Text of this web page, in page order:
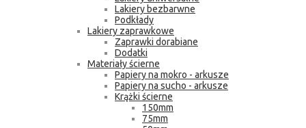
Lakiery bezbarwne
Podkłady
Lakiery zaprawkowe
Zaprawki dorabiane
Dodatki
Materiały ścierne
Papiery na mokro - arkusze
Papiery na sucho - arkusze
Krążki ścierne
150mm
75mm